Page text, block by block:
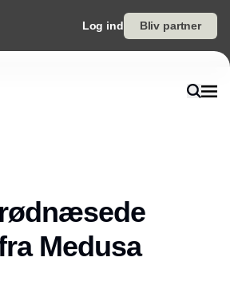
Log ind Bliv partner
Medusa